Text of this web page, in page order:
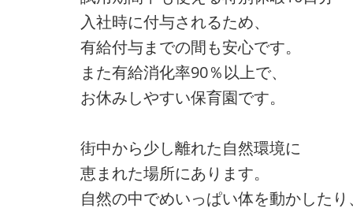
入社時に付与されるため、
有給付与までの間も安心です。
また有給消化率90％以上で、
お休みしやすい保育園です。
街中から少し離れた自然環境に
恵まれた場所にあります。
自然の中でめいっぱい体を動かしたり